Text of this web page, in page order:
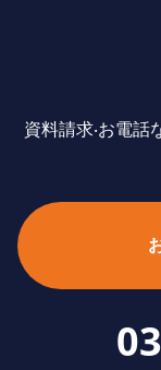
資料請求‧お電話